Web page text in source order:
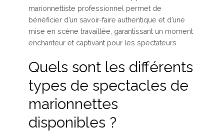
marionnettiste professionnel permet de
bénéficier d’un savoir-faire authentique et d’une
mise en scène travaillée, garantissant un moment
enchanteur et captivant pour les spectateurs.
Quels sont les différents
types de spectacles de
marionnettes
disponibles ?